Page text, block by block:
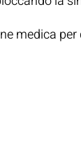
medica